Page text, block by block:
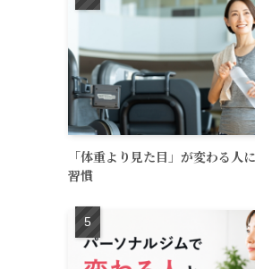
「体重より見た目」が変わる人
習慣